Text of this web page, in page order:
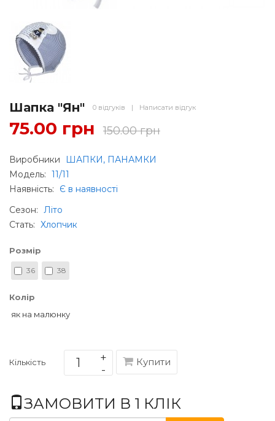
Шапка "Ян" 0 відгуків | Написати відгук
75.00 грн 150.00 грн
Виробники
ШАПКИ, ПАНАМКИ
Модель: 11/11
Наявність:
Є в наявності
Сезон: Літо
Стать: Хлопчик
Розмір
36 38
Колір
як на малюнку
Кількість Купити
ЗАМОВИТИ В 1 КЛІК